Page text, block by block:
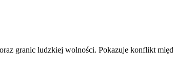
granic ludzkiej wolności. Pokazuje konflikt